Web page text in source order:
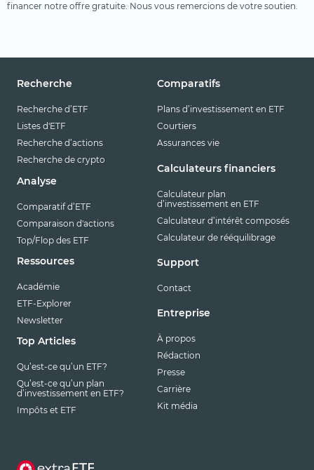
financer notre offre gratuite. Nous vous remercions de votre soutien.
Recherche
Recherche d’ETF
Listes d'ETF
Recherche d’actions
Recherche de crypto
Analyse
Comparatif d’ETF
Comparaison d'actions
Top/Flop des ETF
Ressources
Académie
ETF-Explorer
Newsletter
Top Articles
Qu’est-ce qu’un ETF?
Qu’est-ce qu’un plan
d’investissement en ETF?
Impôts et ETF
Comparatifs
Plans d’investissement en ETF
Courtiers
Assurances vie
Calculateurs financiers
Calculateur plan
d’investissement en ETF
Calculateur d’intérêt composés
Calculateur de rééquilibrage
Support
Contact
Entreprise
À propos
Rédaction
Presse
Carrière
Kit média